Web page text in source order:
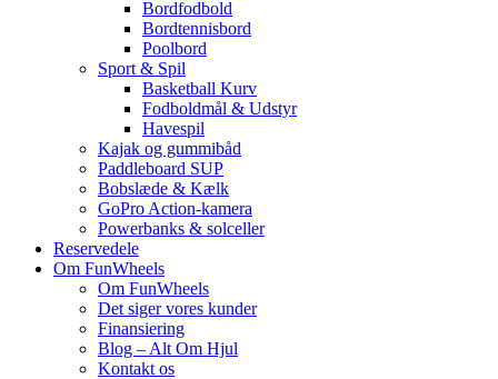
Bordfodbold
Bordtennisbord
Poolbord
Sport & Spil
Basketball Kurv
Fodboldmål & Udstyr
Havespil
Kajak og gummibåd
Paddleboard SUP
Bobslæde & Kælk
GoPro Action-kamera
Powerbanks & solceller
Reservedele
Om FunWheels
Om FunWheels
Det siger vores kunder
Finansiering
Blog – Alt Om Hjul
Kontakt os